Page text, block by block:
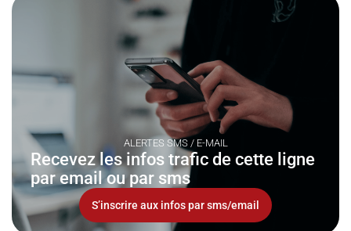
ALERTES SMS / E-MAIL
Recevez les infos trafic de cette ligne
par email ou par sms
S’inscrire aux infos par sms/email